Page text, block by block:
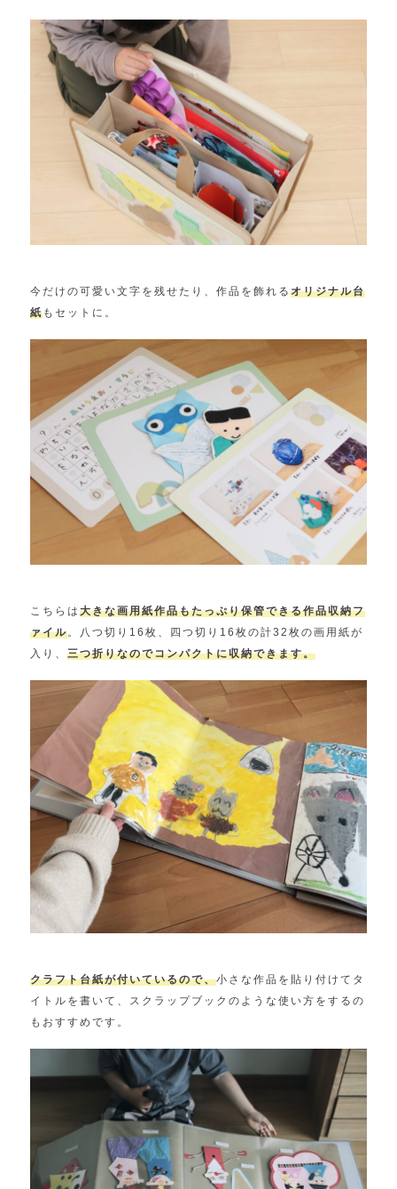
今だけの可愛い文字を残せたり、作品を飾れる オリジナル台
紙もセットに。
こちらは 大きな画用紙作品もたっぷり保管できる作品収納フ
ァイル。八つ切り16枚、四つ切り16枚の計32枚の画用紙が
入り、 三つ折りなのでコンパクトに収納できます。
クラフト台紙が付いているので、小さな作品を貼り付けてタ
イトルを書いて、スクラップブックのような使い方をするの
もおすすめです。